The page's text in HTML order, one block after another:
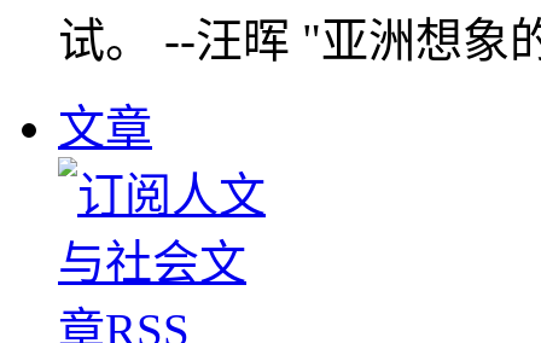
试。 --汪晖 "亚洲想象
文章